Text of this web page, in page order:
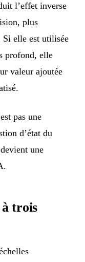
l’effet inverse
plus
Si elle est utilisée
profond, elle
valeur ajoutée
pas une
d’état du
une
trois